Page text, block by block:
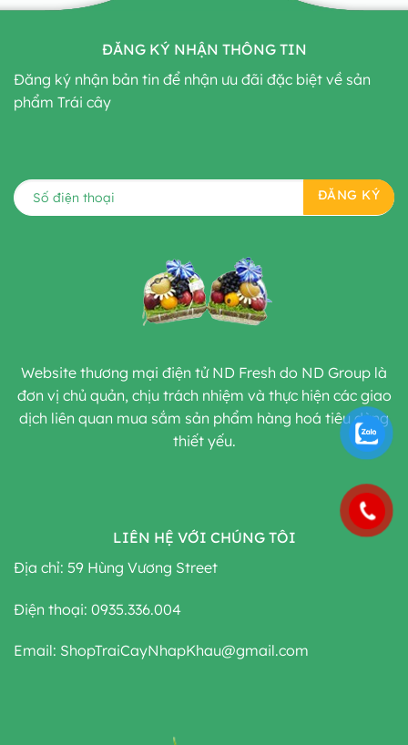
ĐĂNG KÝ NHẬN THÔNG TIN
Đăng ký nhận bản tin để nhận ưu đãi đặc biệt về sản
phẩm Trái cây
Website thương mại điện tử ND Fresh do ND Group là
đơn vị chủ quản, chịu trách nhiệm và thực hiện các giao
dịch liên quan mua sắm sản phẩm hàng hoá tiêu dùng
thiết yếu.
LIÊN HỆ VỚI CHÚNG TÔI
Địa chỉ: 59 Hùng Vương Street
Điện thoại: 0935.336.004
Email: ShopTraiCayNhapKhau@gmail.com